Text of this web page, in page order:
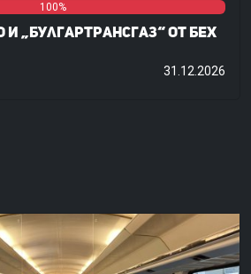
100%
и „Булгартрансгаз“ от БЕХ
31.12.2026